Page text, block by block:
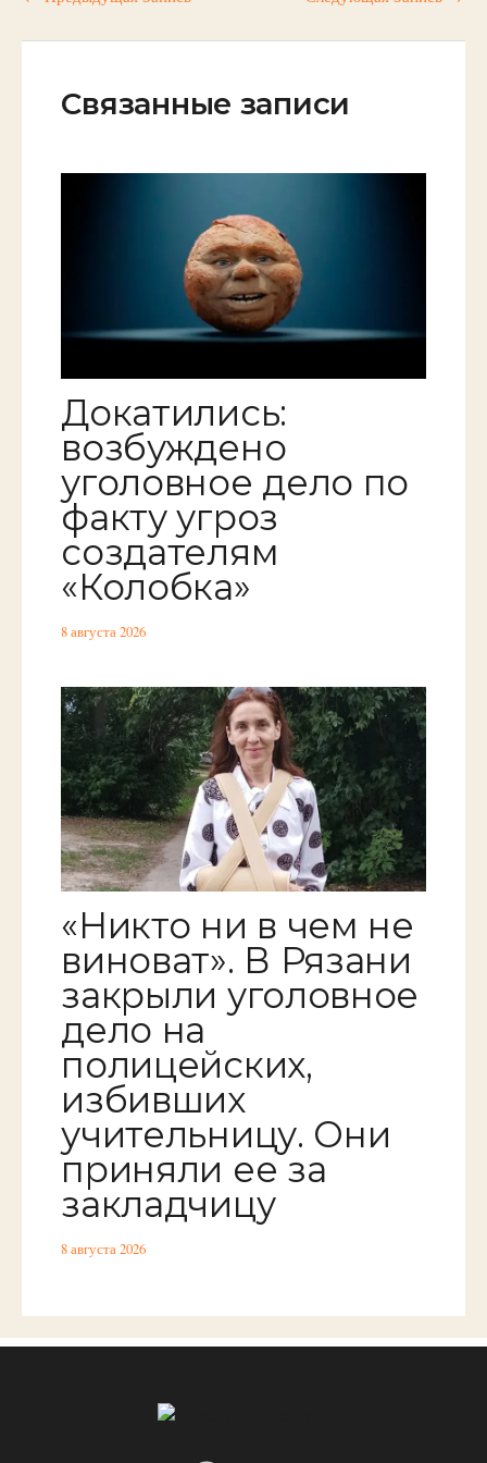
Связанные записи
Докатились:
возбуждено
уголовное дело по
факту угроз
создателям
«Колобка»
8 августа 2026
«Никто ни в чем не
виноват». В Рязани
закрыли уголовное
дело на
полицейских,
избивших
учительницу. Они
приняли ее за
закладчицу
8 августа 2026